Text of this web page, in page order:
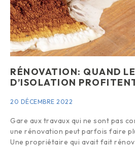
RÉNOVATION: QUAND
D’ISOLATION
20 DÉCEMBRE 2022
Gare aux travaux qui ne sont pas
une rénovation peut parfois faire
Une propriétaire qui avait fait